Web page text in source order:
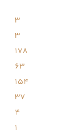
۳
۳
۱۷۸
۶۳
۱۵۴
۳۷
۴
۱